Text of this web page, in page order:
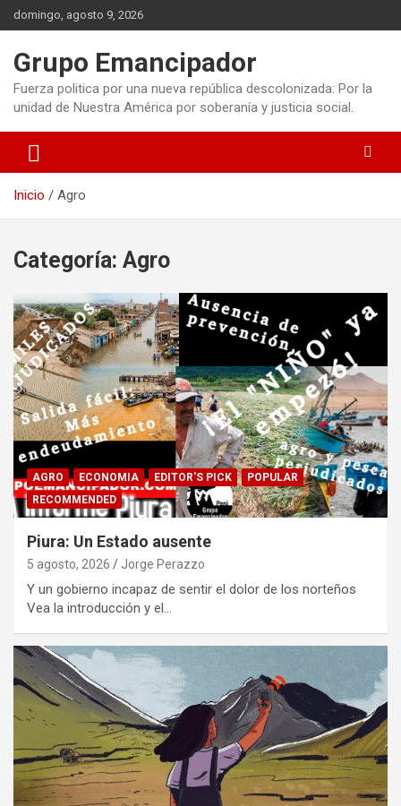
Saltar
al
domingo, agosto 9, 2026
Grupo Emancipador
Fuerza politica por una nueva república descolonizada: Por la
unidad de Nuestra América por soberanía y justicia social.
Inicio Agro
Categoría: Agro
AGRO ECONOMIA EDITOR'S PICK
POPULAR
RECOMMENDED
Piura: Un Estado ausente
5 agosto, 2026 Jorge Perazzo
Y un gobierno incapaz de sentir el dolor de los norteños
Vea la introducción y el…